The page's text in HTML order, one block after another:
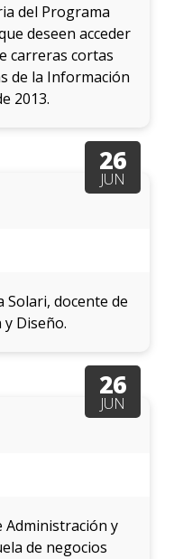
del Programa
deseen acceder
carreras cortas
de la Información
2013.
26
JUN
Solari, docente de
y Diseño.
26
JUN
Administración y
de negocios